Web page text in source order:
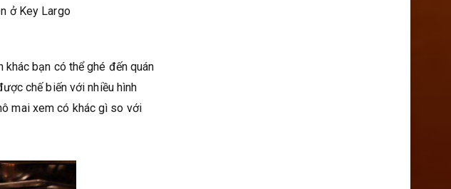
ở Key Largo
bạn có thể ghé đến quán
chế biến với nhiều hình
mai xem có khác gì so với